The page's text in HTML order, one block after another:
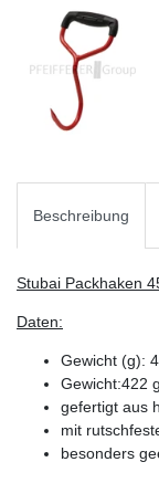
Beschreibung
Stubai Packhaken
Daten:
Gewicht (g):
Gewicht:422 g
gefertigt aus
mit
besonders